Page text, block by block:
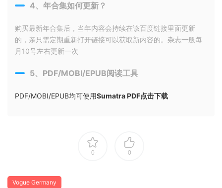
4、年合集如何更新？
购买最新年合集后，当年内容会持续在该百度链接里面更新
的，亲只需定期重新打开链接可以获取新内容的。杂志一般每
月10号左右更新一次
5、PDF/MOBI/EPUB阅读工具
PDF/MOBI/EPUB均可使用Sumatra PDF点击下载
0 0
Vogue Germany